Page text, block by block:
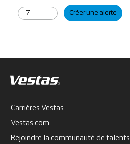
Créer une alerte
Carrières Vestas
Vestas.com
Rejoindre la communauté de talents